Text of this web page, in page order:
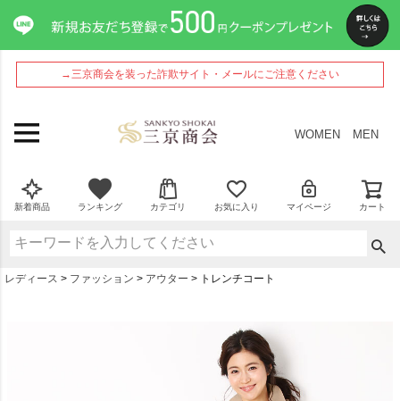
→三京商会を装った詐欺サイト・メールにご注意ください
WOMEN MEN
新着商品 ランキング カテゴリ お気に入り マイページ カート
レディース ファッション アウター トレンチコート